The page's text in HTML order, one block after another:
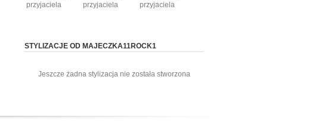
przyjaciela
przyjaciela
przyjaciela
STYLIZACJE OD MAJECZKA11ROCK1
Jeszcze żadna stylizacja nie została stworzona